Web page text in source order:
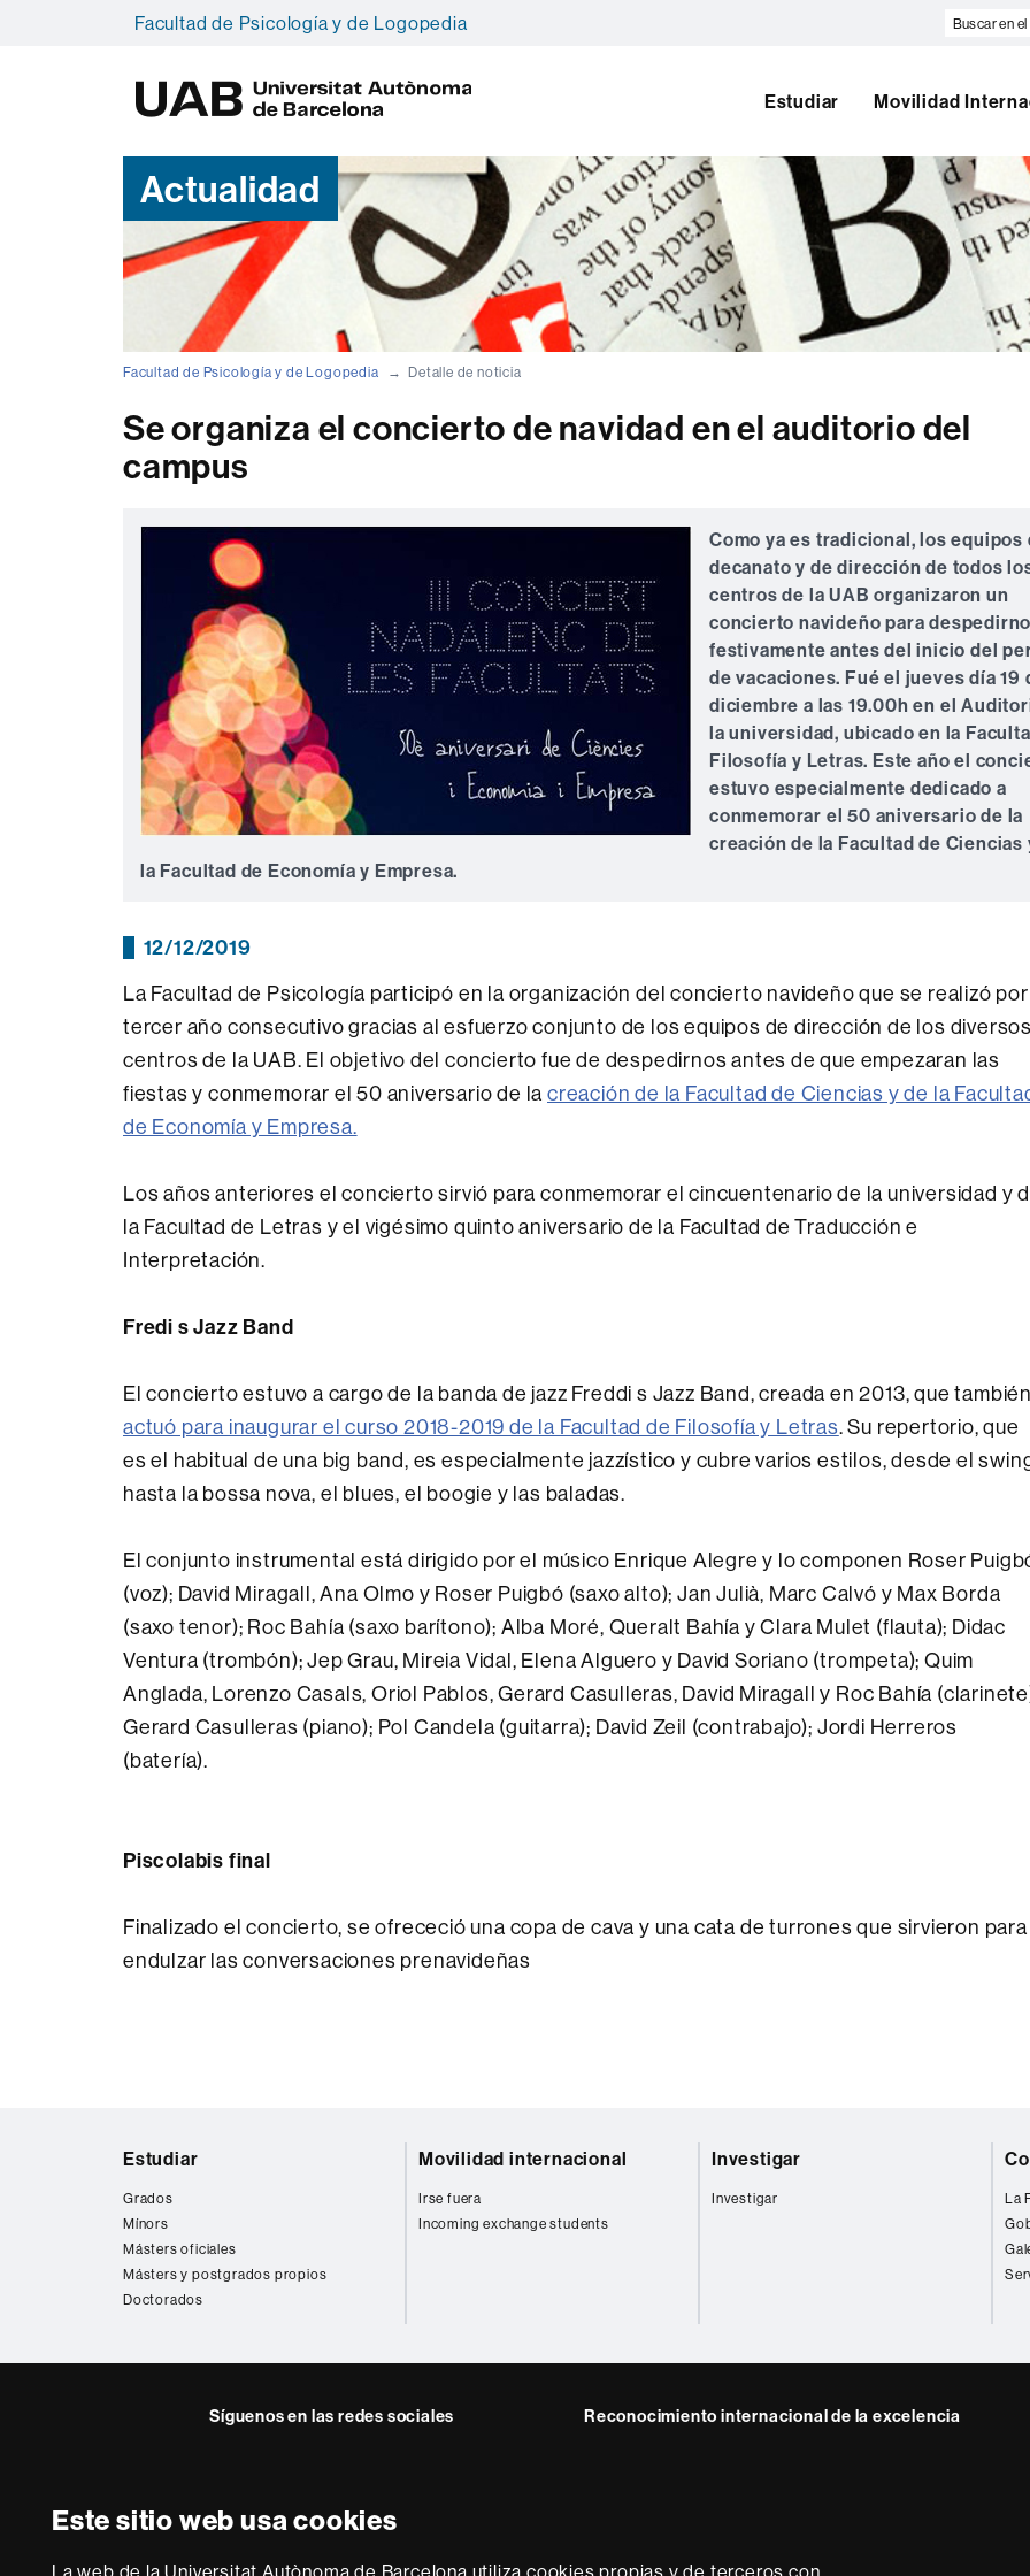
Este sitio web usa cookies
La web de la Universitat Autònoma de Barcelona utiliza cookies propias y de terceros con
Facultad de Psicología y de Logopedia
Buscar
web
A
Estudiar Movilidad
Actualidad
Facultad de Psicología y de Logopedia Detalle de noticia
Se organiza el concierto de navidad en el auditorio del
campus
Como ya es tradicional, los equipos
decanato y de dirección de todos
centros de la UAB organizaron un
concierto navideño para
festivamente antes del inicio del
de vacaciones. Fué el jueves día 19
diciembre a las 19.00h en el
la universidad, ubicado en la
Filosofía y Letras. Este año el
estuvo especialmente dedicado a
conmemorar el 50 aniversario de la
creación de la Facultad de Ciencias
la Facultad de Economía y Empresa.
12/12/2019
La Facultad de Psicología participó en la organización del concierto navideño que se realizó por
tercer año consecutivo gracias al esfuerzo conjunto de los equipos de dirección de los
centros de la UAB. El objetivo del concierto fue de despedirnos antes de que empezaran las
fiestas y conmemorar el 50 aniversario de la creación de la Facultad de Ciencias y de la
de Economía y Empresa.
Los años anteriores el concierto sirvió para conmemorar el cincuentenario de la universidad y
la Facultad de Letras y el vigésimo quinto aniversario de la Facultad de Traducción e
Interpretación.
Fredi s Jazz Band
El concierto estuvo a cargo de la banda de jazz Freddi s Jazz Band, creada en 2013, que
actuó para inaugurar el curso 2018-2019 de la Facultad de Filosofía y Letras. Su repertorio, que
es el habitual de una big band, es especialmente jazzístico y cubre varios estilos, desde el
hasta la bossa nova, el blues, el boogie y las baladas.
El conjunto instrumental está dirigido por el músico Enrique Alegre y lo componen Roser
(voz); David Miragall, Ana Olmo y Roser Puigbó (saxo alto); Jan Julià, Marc Calvó y Max Borda
(saxo tenor); Roc Bahía (saxo barítono); Alba Moré, Queralt Bahía y Clara Mulet (flauta); Didac
Ventura (trombón); Jep Grau, Mireia Vidal, Elena Alguero y David Soriano (trompeta); Quim
Anglada, Lorenzo Casals, Oriol Pablos, Gerard Casulleras, David Miragall y Roc Bahía
Gerard Casulleras (piano); Pol Candela (guitarra); David Zeil (contrabajo); Jordi Herreros
(batería).
Piscolabis final
Finalizado el concierto, se ofrececió una copa de cava y una cata de turrones que sirvieron para
endulzar las conversaciones prenavideñas
Estudiar
Grados
Mínors
Másters oficiales
Másters y postgrados propios
Doctorados
Movilidad internacional
Irse fuera
Incoming exchange students
Investigar
Investigar
La
Síguenos en las redes sociales Reconocimiento internacional de la excelencia
Sobre
esta